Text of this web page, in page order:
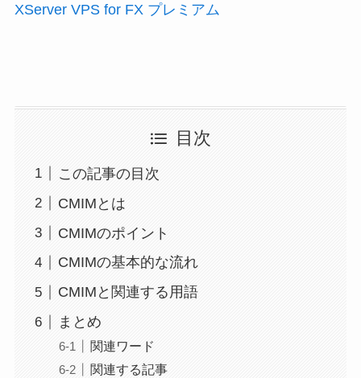
XServer VPS for FX プレミアム
目次
この記事の目次
CMIMとは
CMIMのポイント
CMIMの基本的な流れ
CMIMと関連する用語
まとめ
関連ワード
関連する記事